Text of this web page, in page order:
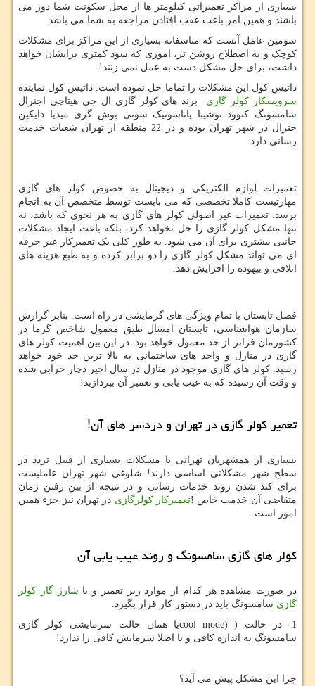
بسیاری از مراکز تعمیراتی کیلومتر ها از محل سکونت شما دور می
باشند و همین امر باعث عقب افتادن مراجعه به شما می باشد.
سومین عامل آنست که متاسفانه بسیاری از این مراکز برای مشکلات
کوچک و به اصطلاح روشن تر، اموری که سود کمتری برایشان خواهد
داشت، برای حل مشکل دست به عمل نمی زنند!
داتیس کول این مشکلات را تماما حل نموده است. داتیس کول نماینده
سرویسکار کولر گازی برند های کولر گازی ال جی هیتاچی اجنرال
سامسونگ کنوود توشیبا پاناسونیک سونی بوش گری میدیا دایکین
جنرال در شهر تهران بوده و در 22 منطقه از تهران شعبات خدمت
رسانی دارد.
تعمیرات لوازم الکتریکی و دیجیتال به خصوص کولر های گازی
مهارتیست کاملا تخصصی که می بایست توسط متخصص آن به انجام
برسد. تعمیرات غیر اصولی کولر های گازی به هر نحوی که باشد، نه
تنها مشکل کولر گازی را حل نخواهد کرد، بلکه باعث ایجاد مشکلات
جانبی بیشتری برای آن می شود. به طور کلی یک تعمیرکار غیر حرفه
ای می تواند مشکل کولر گازی را دو برابر کرده و به طبع هزینه های
اتلافی و بیهوده را افزایش دهد.
فصل تابستان با تمام ویژگی های گرمایشی در راه است. بنابر گزارش
سازمان هواشناسی، تابستان امسال طبق معمول شاخص گرما در
کشورمان فراتر از حد معمول خواهد بود. در این بین اهمیت کولر های
گازی در منازل و واحد های ساختمانی به بالا ترین حد خود خواهد
رسید. کولر های گازی موجود در منازل در سال اخیر دچار خرابی شده
و وقت آن رسیده که به عیب یابی و تعمیر آن بپردازید!
تعمیر کولر گازی در تهران و دردسر های آن!
بسیاری از همشهریان تهرانی با مشکلات بسیاری از قبیل تردد در
سطح شهر مشکلاتی اساسی دارند! شلوغی شهر تهران عاملیست
برای کند شدن روند خدمات رسانی و در نتیجه از بین رفتن زمان
متقاضی آن خدمت خاص !تعمیرکار کولرگازی در تهران نیز جزء همین
امور است.
کولر های گازی سامسونگ و روند عیب یابی آن
در صورت مشاهده هر کدام از موارد زیر تعمیر و یا شارژ گاز کولر
گازی سامسونگ باید در دستور کار قرار بگیرد.
1- در حالت (
cool mode)یا همان حالت سرمایشی کولر گازی
سامسونگ به اندازه کافی و یا اصلا سرمایش کافی را ندارد!
چرا این مشکل پیش می آید؟